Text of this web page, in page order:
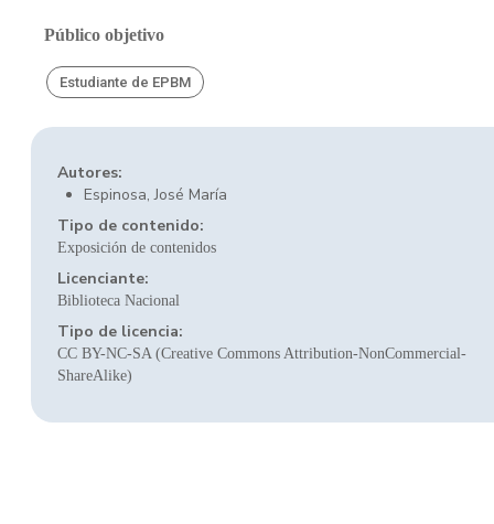
Público objetivo
Estudiante de EPBM
Autores:
Espinosa, José María
Tipo de contenido:
Exposición de contenidos
Licenciante:
Biblioteca Nacional
Tipo de licencia:
CC BY-NC-SA (Creative Commons Attribution-NonCommercial-
ShareAlike)